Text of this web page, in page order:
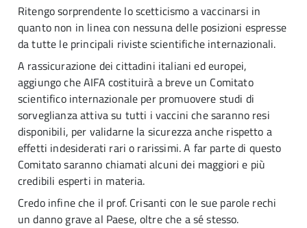
Ritengo sorprendente lo scetticismo a vaccinarsi in
quanto non in linea con nessuna delle posizioni espresse
da tutte le principali riviste scientifiche internazionali.
A rassicurazione dei cittadini italiani ed europei,
aggiungo che AIFA costituirà a breve un Comitato
scientifico internazionale per promuovere studi di
sorveglianza attiva su tutti i vaccini che saranno resi
disponibili, per validarne la sicurezza anche rispetto a
effetti indesiderati rari o rarissimi. A far parte di questo
Comitato saranno chiamati alcuni dei maggiori e più
credibili esperti in materia.
Credo infine che il prof. Crisanti con le sue parole rechi
un danno grave al Paese, oltre che a sé stesso.